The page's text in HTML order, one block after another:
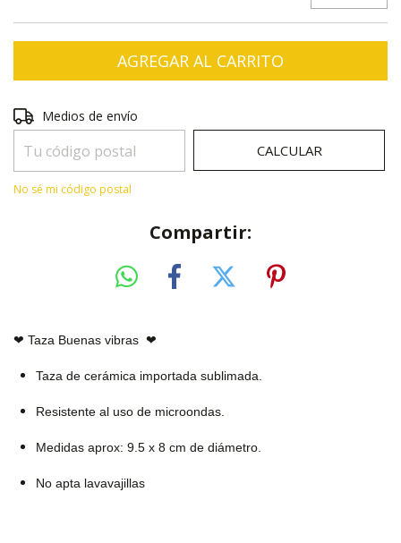
Entregas para el CP:
Medios de envío
CALCULAR
No sé mi código postal
Compartir:
❤ Taza Buenas vibras ❤
Taza de cerámica importada sublimada.
Resistente al uso de microondas.
Medidas aprox: 9.5 x 8 cm de diámetro.
No apta lavavajillas